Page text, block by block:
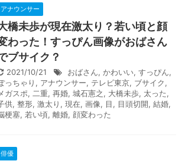
アナウンサー
橋未歩が現在激太り？若い頃と顔
わった！すっぴん画像がおばさん
ブサイク？
2021/10/21 おばさん, かわいい, すっぴん,
っちゃり , アナウンサー, テレビ東京, ブサイク,
メガスポ, 二重, 再婚, 城石憲之, 大橋未歩, 太った,
供, 整形, 激太り , 現在, 画像, 目, 目頭切開, 結婚,
梗塞, 若い頃, 離婚, 顔変わった
俳優